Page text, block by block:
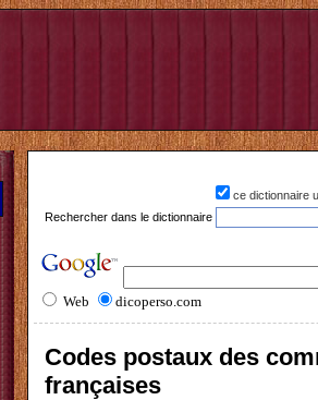
ce dictionnaire
Rechercher dans le dictionnaire
Web dicoperso.com
Codes postaux des
françaises